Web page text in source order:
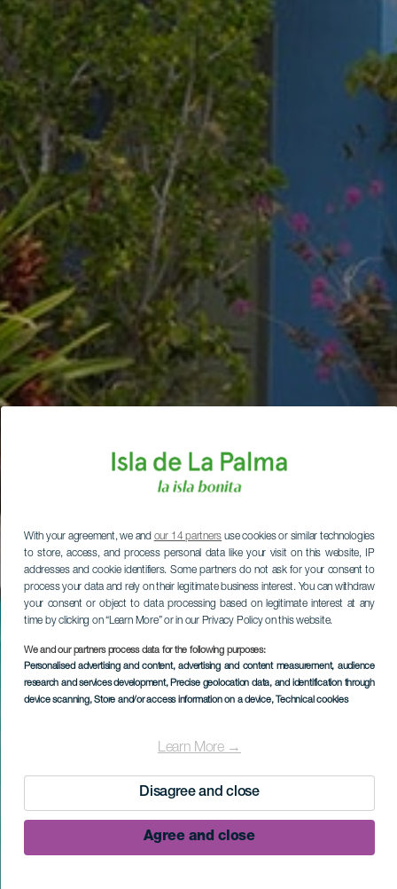
With your agreement, we and our 14 partners use cookies or similar technologies
to store, access, and process personal data like your visit on this website, IP
addresses and cookie identifiers. Some partners do not ask for your consent to
process your data and rely on their legitimate business interest. You can withdraw
your consent or object to data processing based on legitimate interest at any
time by clicking on “Learn More” or in our Privacy Policy on this website.
We and our partners process data for the following purposes:
Personalised advertising and content, advertising and content measurement, audience
research and services development, Precise geolocation data, and identification through
device scanning, Store and/or access information on a device, Technical cookies
Learn More →
Disagree and close
Agree and close